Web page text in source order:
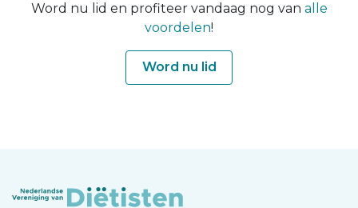
Word nu lid en profiteer vandaag nog van alle
voordelen!
Word nu lid